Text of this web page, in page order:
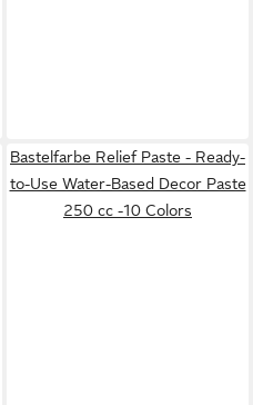
Bastelfarbe Relief Paste - Ready-
to-Use Water-Based Decor Paste
250 cc -10 Colors